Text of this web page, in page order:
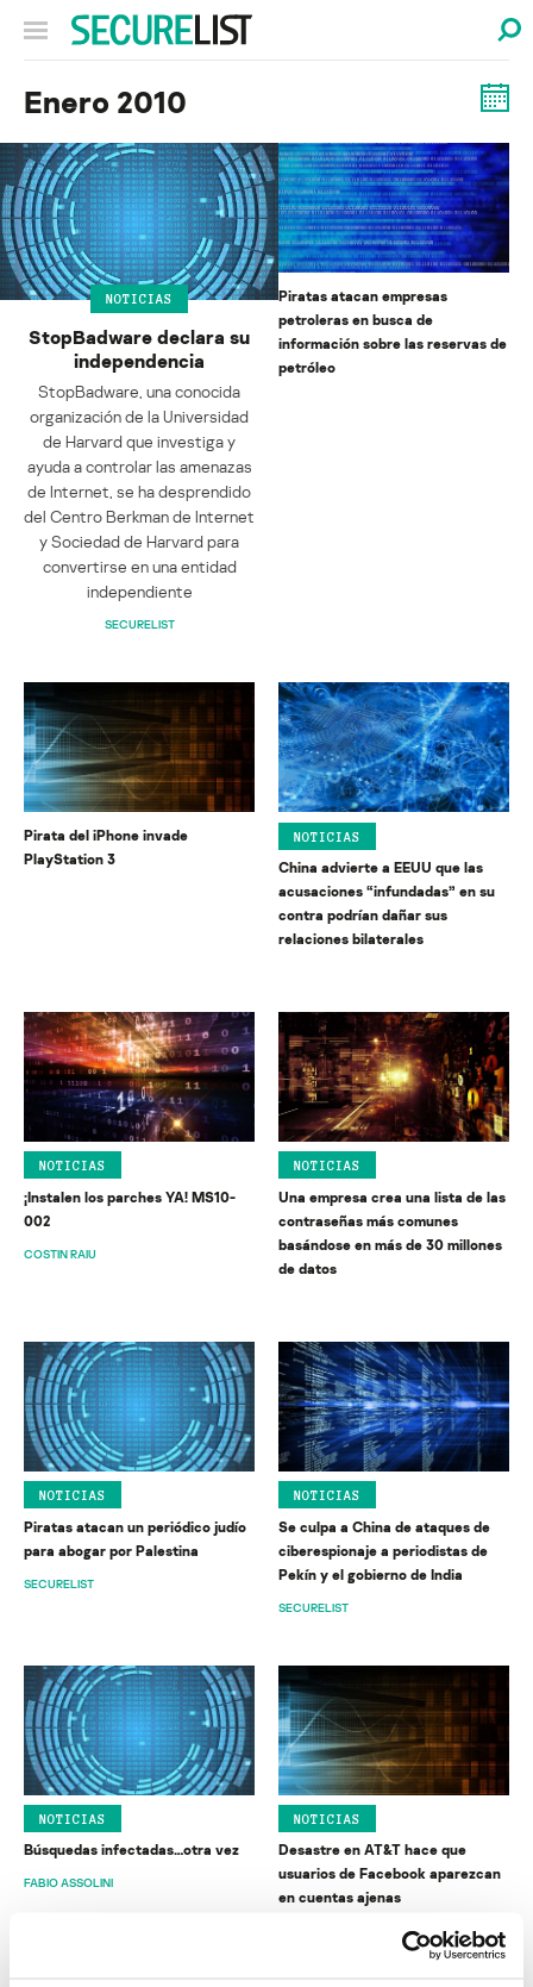
Enero 2010
NOTICIAS
StopBadware declara su
independencia
StopBadware, una conocida
organización de la Universidad
de Harvard que investiga y
ayuda a controlar las amenazas
de Internet, se ha desprendido
del Centro Berkman de Internet
y Sociedad de Harvard para
convertirse en una entidad
independiente
SECURELIST
Piratas atacan empresas
petroleras en busca de
información sobre las reservas de
petróleo
Pirata del iPhone invade
PlayStation 3
NOTICIAS
China advierte a EEUU que las
acusaciones “infundadas” en su
contra podrían dañar sus
relaciones bilaterales
NOTICIAS
¡Instalen los parches YA! MS10-
002
COSTIN RAIU
NOTICIAS
Una empresa crea una lista de las
contraseñas más comunes
basándose en más de 30 millones
de datos
NOTICIAS
Piratas atacan un periódico judío
para abogar por Palestina
SECURELIST
NOTICIAS
Se culpa a China de ataques de
ciberespionaje a periodistas de
Pekín y el gobierno de India
SECURELIST
NOTICIAS
Búsquedas infectadas…otra vez
FABIO ASSOLINI
NOTICIAS
Desastre en AT&T hace que
usuarios de Facebook aparezcan
en cuentas ajenas